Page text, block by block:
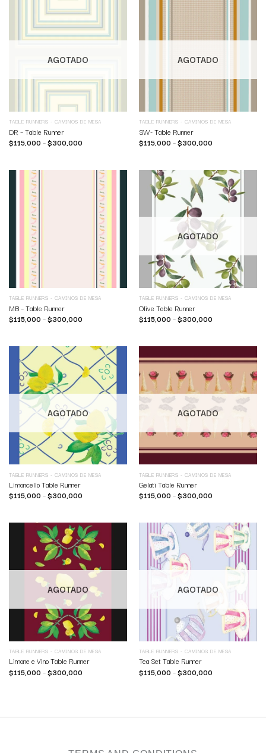
AGOTADO
TABLE RUNNERS - CAMINOS DE MESA
DR – Table Runner
$115,000 –$300,000
AGOTADO
TABLE RUNNERS - CAMINOS DE MESA
SW- Table Runner
$115,000 –$300,000
TABLE RUNNERS - CAMINOS DE MESA
MB – Table Runner
$115,000 –$300,000
AGOTADO
TABLE RUNNERS - CAMINOS DE MESA
Olive Table Runner
$115,000 –$300,000
AGOTADO
TABLE RUNNERS - CAMINOS DE MESA
Limoncello Table Runner
$115,000 –$300,000
AGOTADO
TABLE RUNNERS - CAMINOS DE MESA
Gelati Table Runner
$115,000 –$300,000
AGOTADO
TABLE RUNNERS - CAMINOS DE MESA
Limone e Vino Table Runner
$115,000 –$300,000
AGOTADO
TABLE RUNNERS - CAMINOS DE MESA
Tea Set Table Runner
$115,000 –$300,000